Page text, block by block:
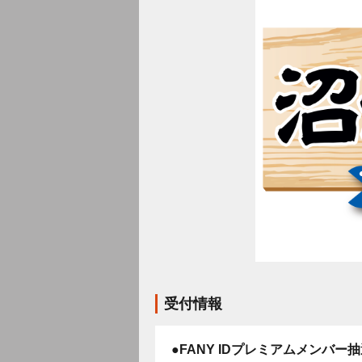
受付情報
●FANY IDプレミアムメンバー